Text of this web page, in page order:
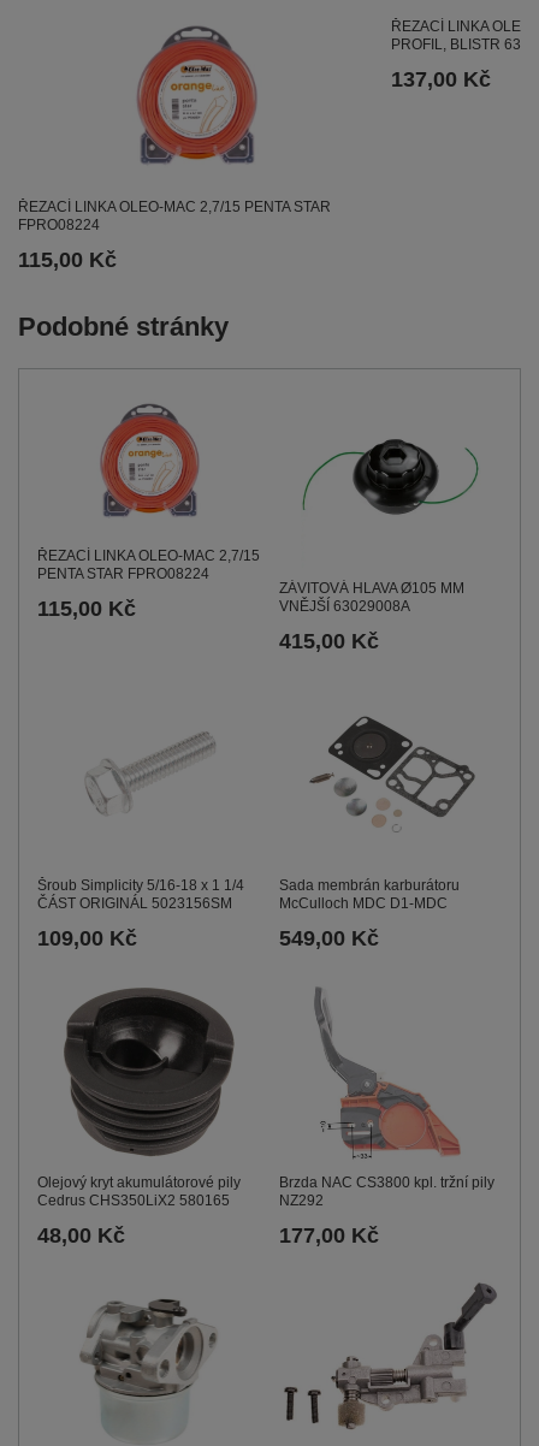
ŘEZACÍ LINKA OLEO-MAC 2,7/15 PENTA STAR
FPRO08224
115,00 Kč
ŘEZACÍ LINKA
PROFIL, BLISTR
137,00 Kč
Podobné stránky
ŘEZACÍ LINKA OLEO-MAC 2,7/15
PENTA STAR FPRO08224
115,00 Kč
ZÁVITOVÁ HLAVA Ø105 MM
VNĚJŠÍ 63029008A
415,00 Kč
Šroub Simplicity 5/16-18 x 1 1/4
ČÁST ORIGINÁL 5023156SM
109,00 Kč
Sada membrán karburátoru
McCulloch MDC D1-MDC
549,00 Kč
Olejový kryt akumulátorové pily
Cedrus CHS350LiX2 580165
48,00 Kč
Brzda NAC CS3800 kpl. tržní pily
NZ292
177,00 Kč